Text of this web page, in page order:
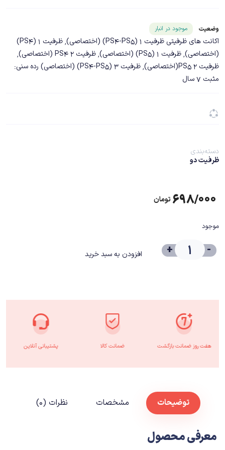
وضعیت موجود در انبارشناسه محصول ۱۹۶۳۷
اکانت های ظرفیتی ظرفیت 1 (PS4-PS5) (اختصاصی), ظرفیت 1 (PS4)
(اختصاصی), ظرفیت 1 (PS5) (اختصاصی), ظرفیت 2 PS4 (اختصاصی),
ظرفیت 2 PS5(اختصاصی), ظرفیت 3 (PS4-PS5) (اختصاصی) رده سنی:
مثبت 7 سال
دسته‌بندی
ظرفیت دو
۶۹۸/۰۰۰ تومان
موجود
-
+ افزودن به سبد خرید
هفت روز ضمانت بازگشت ضمانت کالا پشتیبانی آنلاین
توضیحات مشخصات نظرات (۰)
معرفی محصول